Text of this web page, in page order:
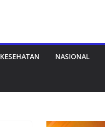
KESEHATAN NASIONAL